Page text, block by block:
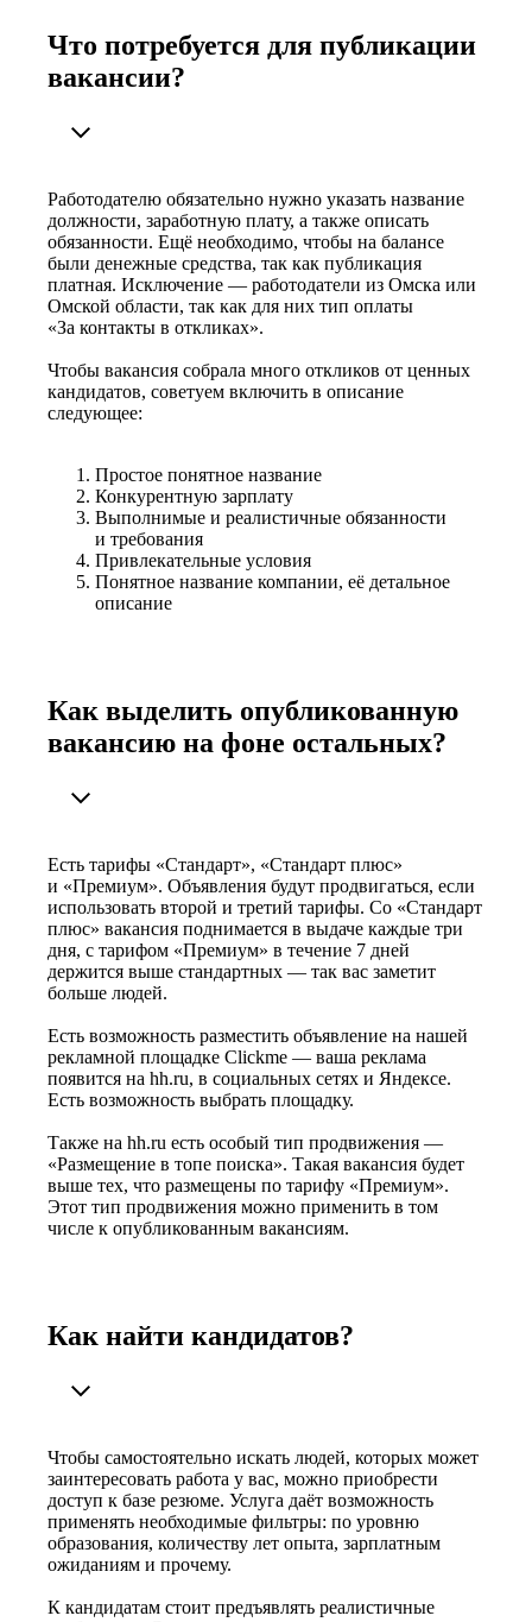
Что потребуется для публикации
вакансии?
Работодателю обязательно нужно указать название
должности, заработную плату, а также описать
обязанности. Ещё необходимо, чтобы на балансе
были денежные средства, так как публикация
платная. Исключение — работодатели из Омска или
Омской области, так как для них тип оплаты
«За контакты в откликах».
Чтобы вакансия собрала много откликов от ценных
кандидатов, советуем включить в описание
следующее:
Простое понятное название
Конкурентную зарплату
Выполнимые и реалистичные обязанности
и требования
Привлекательные условия
Понятное название компании, её детальное
описание
Как выделить опубликованную
вакансию на фоне остальных?
Есть тарифы «Стандарт», «Стандарт плюс»
и «Премиум». Объявления будут продвигаться, если
использовать второй и третий тарифы. Со «Стандарт
плюс» вакансия поднимается в выдаче каждые три
дня, с тарифом «Премиум» в течение 7 дней
держится выше стандартных — так вас заметит
больше людей.
Есть возможность разместить объявление на нашей
рекламной площадке Clickme — ваша реклама
появится на hh.ru, в социальных сетях и Яндексе.
Есть возможность выбрать площадку.
Также на hh.ru есть особый тип продвижения —
«Размещение в топе поиска». Такая вакансия будет
выше тех, что размещены по тарифу «Премиум».
Этот тип продвижения можно применить в том
числе к опубликованным вакансиям.
Как найти кандидатов?
Чтобы самостоятельно искать людей, которых может
заинтересовать работа у вас, можно приобрести
доступ к базе резюме. Услуга даёт возможность
применять необходимые фильтры: по уровню
образования, количеству лет опыта, зарплатным
ожиданиям и прочему.
К кандидатам стоит предъявлять реалистичные